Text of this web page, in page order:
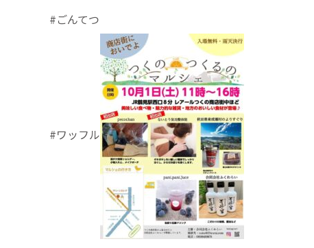
#ごんてつ
#ワッフル